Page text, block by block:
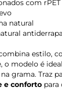
com
natural
estilo,
o modelo é
grama. Traz
e conforto para